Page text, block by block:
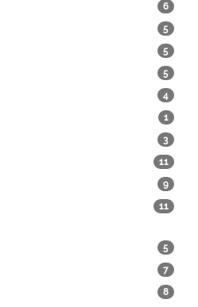
6
5
5
5
4
1
3
11
9
11
5
7
8